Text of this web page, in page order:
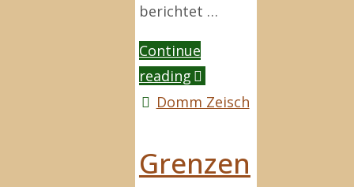
berichtet …
Continue
reading"Aus
der
(k)alten
Domm Zeisch
Grenzen